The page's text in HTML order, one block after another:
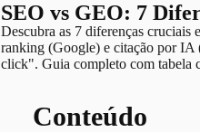
SEO vs GEO: 7
Descubra as 7 diferenças cruciais
ranking (Google) e citação por IA
click". Guia completo com tabela
Conteúdo